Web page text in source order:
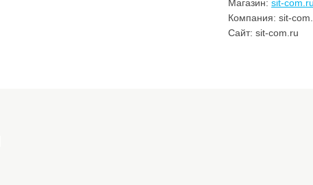
Магазин: sit-
Компания: sit-
Сайт: sit-com.ru